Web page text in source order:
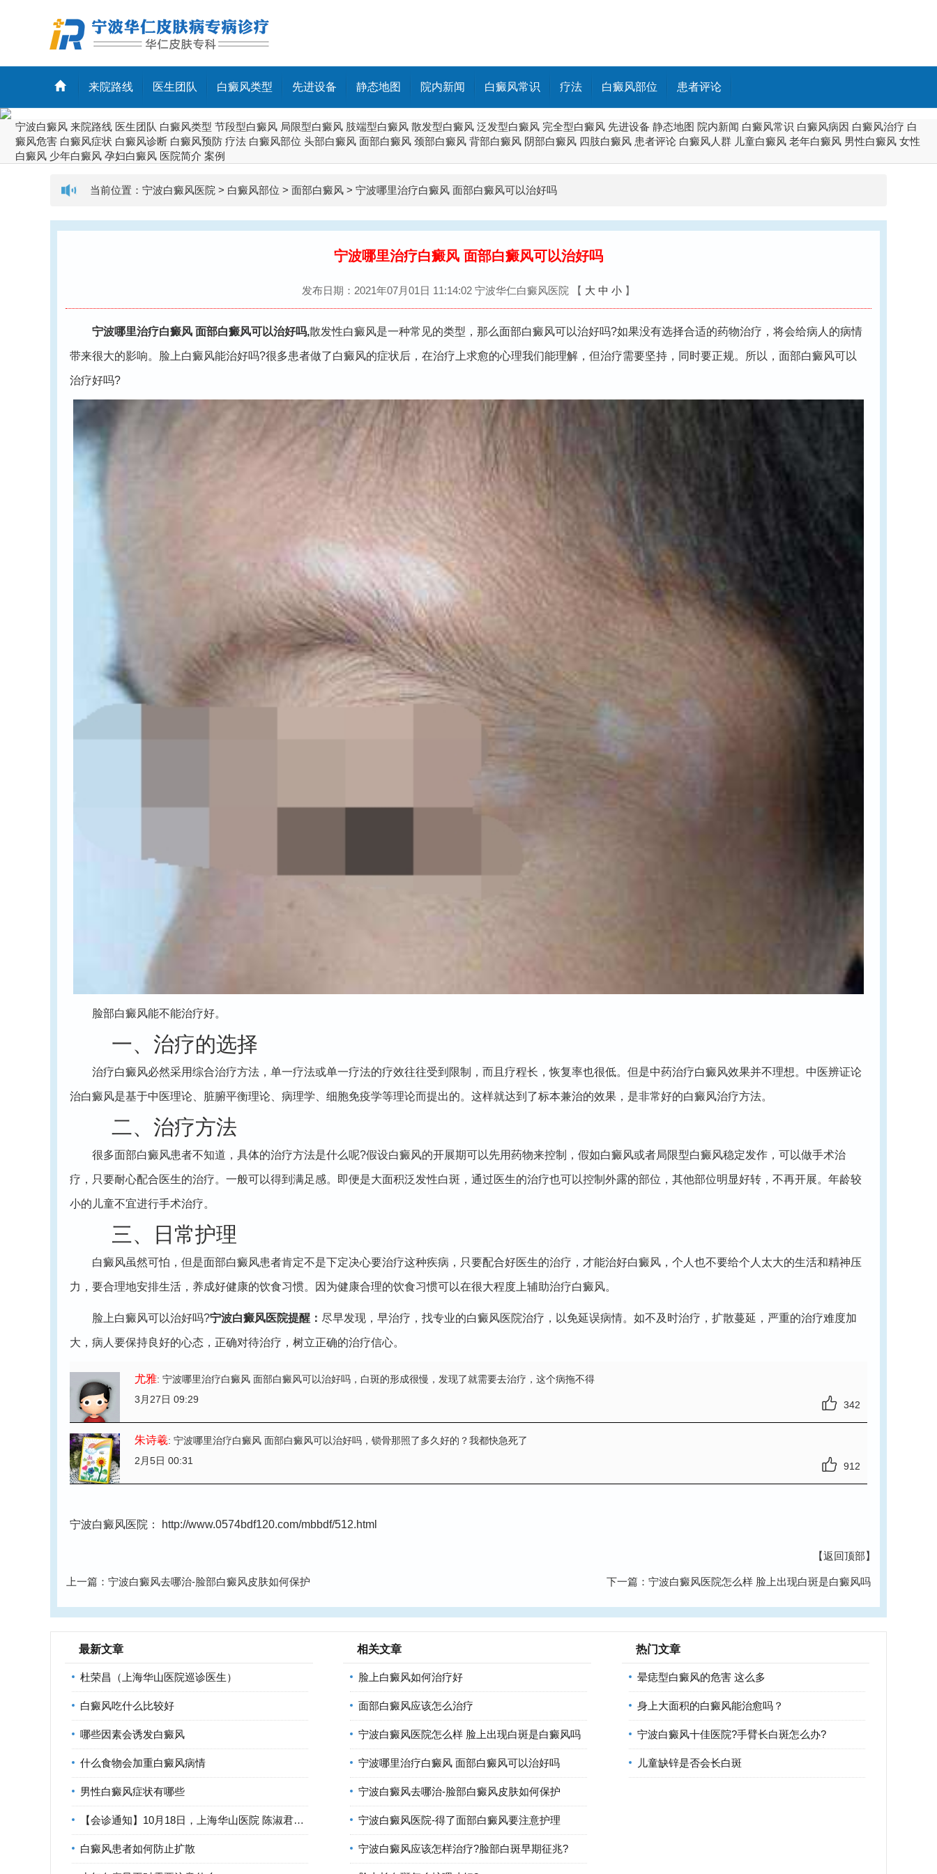
来院路线 医生团队 白癜风类型 先进设备 静态地图 院内新闻 白癜风常识 疗法 白癜风部位 患者评论
宁波白癜风 来院路线 医生团队 白癜风类型 节段型白癜风 局限型白癜风 肢端型白癜风 散发型白癜风 泛发型白癜风 完全型白癜风 先进设备 静态地图 院内新闻 白癜风常识 白癜风病因 白癜风治疗 白
癜风危害 白癜风症状 白癜风诊断 白癜风预防 疗法 白癜风部位 头部白癜风 面部白癜风 颈部白癜风 背部白癜风 阴部白癜风 四肢白癜风 患者评论 白癜风人群 儿童白癜风 老年白癜风 男性白癜风 女性
白癜风 少年白癜风 孕妇白癜风 医院简介 案例
当前位置： 宁波白癜风医院 > 白癜风部位 > 面部白癜风 > 宁波哪里治疗白癜风 面部白癜风可以治好吗
宁波哪里治疗白癜风 面部白癜风可以治好吗
发布日期：2021年07月01日 11:14:02 宁波华仁白癜风医院 【 大 中 小 】
宁波哪里治疗白癜风面部白癜风可以治好吗,散发性白癜风是一种常见的类型，那么面部白癜风可以治好吗?如果没有选择合适的药物治疗，将会给病人的病情
带来很大的影响。脸上白癜风能治好吗?很多患者做了白癜风的症状后，在治疗上求愈的心理我们能理解，但治疗需要坚持，同时要正规。所以，面部白癜风可以
治疗好吗?
脸部白癜风能不能治疗好。
一、治疗的选择
治疗白癜风必然采用综合治疗方法，单一疗法或单一疗法的疗效往往受到限制，而且疗程长，恢复率也很低。但是中药治疗白癜风效果并不理想。中医辨证论
治白癜风是基于中医理论、脏腑平衡理论、病理学、细胞免疫学等理论而提出的。这样就达到了标本兼治的效果，是非常好的白癜风治疗方法。
二、治疗方法
很多面部白癜风患者不知道，具体的治疗方法是什么呢?假设白癜风的开展期可以先用药物来控制，假如白癜风或者局限型白癜风稳定发作，可以做手术治
疗，只要耐心配合医生的治疗。一般可以得到满足感。即便是大面积泛发性白斑，通过医生的治疗也可以控制外露的部位，其他部位明显好转，不再开展。年龄较
小的儿童不宜进行手术治疗。
三、日常护理
白癜风虽然可怕，但是面部白癜风患者肯定不是下定决心要治疗这种疾病，只要配合好医生的治疗，才能治好白癜风，个人也不要给个人太大的生活和精神压
力，要合理地安排生活，养成好健康的饮食习惯。因为健康合理的饮食习惯可以在很大程度上辅助治疗白癜风。
脸上白癜风可以治好吗?宁波白癜风医院提醒： 尽早发现，早治疗，找专业的白癜风医院治疗，以免延误病情。如不及时治疗，扩散蔓延，严重的治疗难度加
大，病人要保持良好的心态，正确对待治疗，树立正确的治疗信心。
尤雅: 宁波哪里治疗白癜风 面部白癜风可以治好吗 ，白斑的形成很慢，发现了就需要去治疗，这个病拖不得
3月27日 09:29
342
朱诗羲: 宁波哪里治疗白癜风 面部白癜风可以治好吗 ，锁骨那照了多久好的？我都快急死了
2月5日 00:31
912
宁波白癜风医院： http://www.0574bdf120.com/mbbdf/512.html
【返回顶部】
上一篇： 宁波白癜风去哪治-脸部白癜风皮肤如何保护 下一篇： 宁波白癜风医院怎么样 脸上出现白斑是白癜风吗
最新文章
杜荣昌（上海华山医院巡诊医生）
白癜风吃什么比较好
哪些因素会诱发白癜风
什么食物会加重白癜风病情
男性白癜风症状有哪些
【会诊通知】10月18日，上海华山医院 陈淑君医生 莅临宁波华仁
白癜风患者如何防止扩散
相关文章
脸上白癜风如何治疗好
面部白癜风应该怎么治疗
宁波白癜风医院怎么样 脸上出现白斑是白癜风吗
宁波哪里治疗白癜风 面部白癜风可以治好吗
宁波白癜风去哪治-脸部白癜风皮肤如何保护
宁波白癜风医院-得了面部白癜风要注意护理
宁波白癜风应该怎样治疗?脸部白斑早期征兆?
热门文章
晕痣型白癜风的危害 这么多
身上大面积的白癜风能治愈吗？
宁波白癜风十佳医院?手臂长白斑怎么办?
儿童缺锌是否会长白斑